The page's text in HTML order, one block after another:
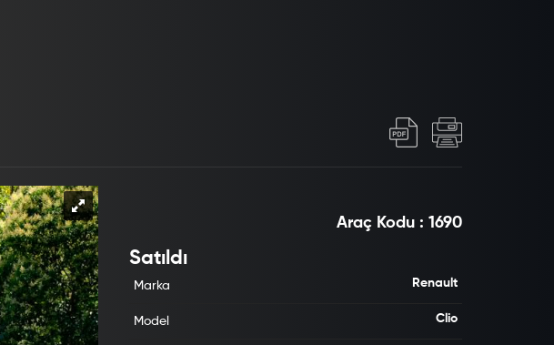
Araç Kodu : 1690
Satıldı
Marka Renault
Model Clio